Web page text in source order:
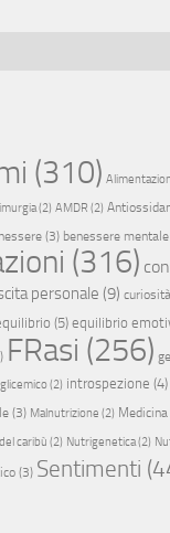
(310)
(2) AMDR (2)
(3) benessere mentale
(316)
personale (9) curiosità
(5) equilibrio
FRasi (256)
(2) introspezione (4)
(3) Malnutrizione (2)
caribù (2) Nutrigenetica(2)
(3) Sentimenti